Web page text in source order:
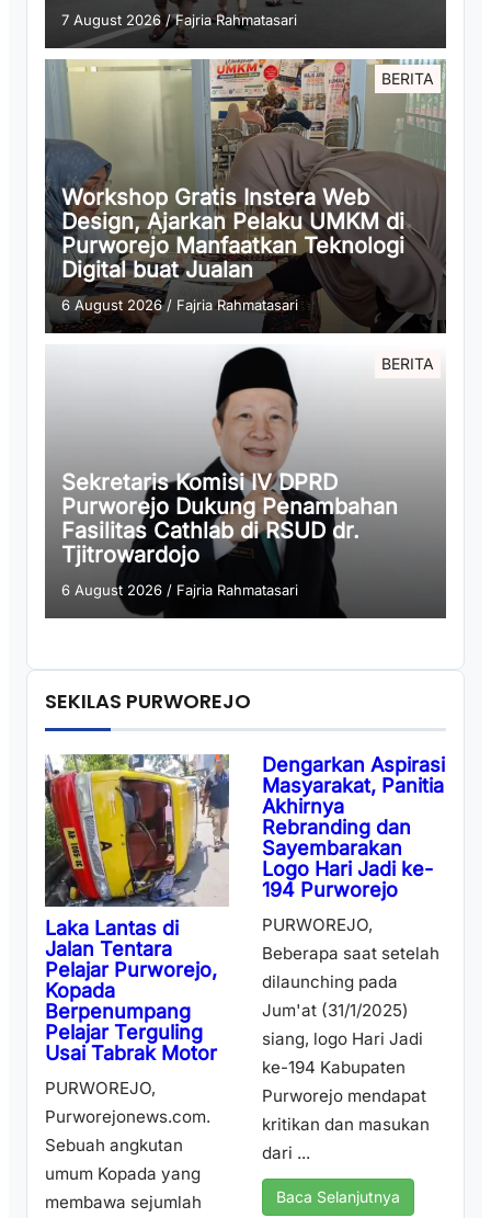
7 August 2026 /Fajria Rahmatasari
BERITA
Workshop Gratis Instera Web
Design, Ajarkan Pelaku UMKM di
Purworejo Manfaatkan Teknologi
Digital buat Jualan
6 August 2026/ Fajria Rahmatasari
BERITA
Sekretaris Komisi IV DPRD
Purworejo Dukung Penambahan
Fasilitas Cathlab di RSUD dr.
Tjitrowardojo
6 August 2026 / Fajria Rahmatasari
SEKILAS PURWOREJO
Laka Lantas di
Jalan Tentara
Pelajar Purworejo,
Kopada
Berpenumpang
Pelajar Terguling
Usai Tabrak Motor
PURWOREJO,
Purworejonews.com.
Sebuah angkutan
umum Kopada yang
membawa sejumlah
Dengarkan Aspirasi
Masyarakat, Panitia
Akhirnya
Rebranding dan
Sayembarakan
Logo Hari Jadi ke-
194 Purworejo
PURWOREJO,
Beberapa saat setelah
dilaunching pada
Jum'at (31/1/2025)
siang, logo Hari Jadi
ke-194 Kabupaten
Purworejo mendapat
kritikan dan masukan
dari ...
Baca Selanjutnya